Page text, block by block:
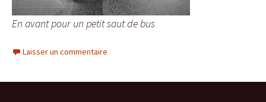
En avant pour un petit saut de bus
Laisser un commentaire